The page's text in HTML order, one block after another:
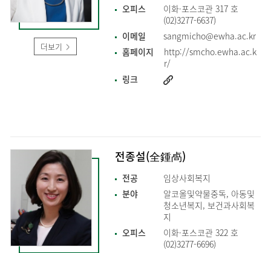
더보기
오피스
이화·포스코관 317 호
(02)3277-6637)
이메일
sangmicho@ewha.ac.kr
홈페이지
http://smcho.ewha.ac.k
r/
링크
전종설(全鍾卨)
전공
임상사회복지
분야
알코올및약물중독, 아동및
청소년복지, 보건과사회복
지
오피스
이화·포스코관 322 호
(02)3277-6696)